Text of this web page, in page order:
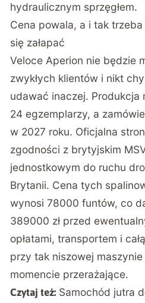
hydraulicznym sprzęgłem.
Cena powala, a i tak
się załapać
Veloce Aperion nie będzie
zwykłych klientów i nikt
udawać inaczej.
24 egzemplarzy, a
w 2027 roku. Oficjalna
zgodności z brytyjskim
jednostkowym do ruchu
Brytanii. Cena tych
wynosi 78000 funtów, co
389000 zł przed
opłatami, transportem i
przy tak niszowej
momencie przerażające.
Czytaj też: Samochód jutra